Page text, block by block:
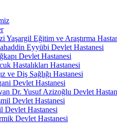
Yaşargil Eğitim ve Araştırma
Eyyübi Devlet Hastanesi
Devlet Hastanesi
Hastalıkları Hastanesi
ve Diş Sağlığı Hastanesi
Devlet Hastanesi
Dr. Yusuf Azizoğlu Devlet
Devlet Hastanesi
Devlet Hastanesi
Devlet Hastanesi